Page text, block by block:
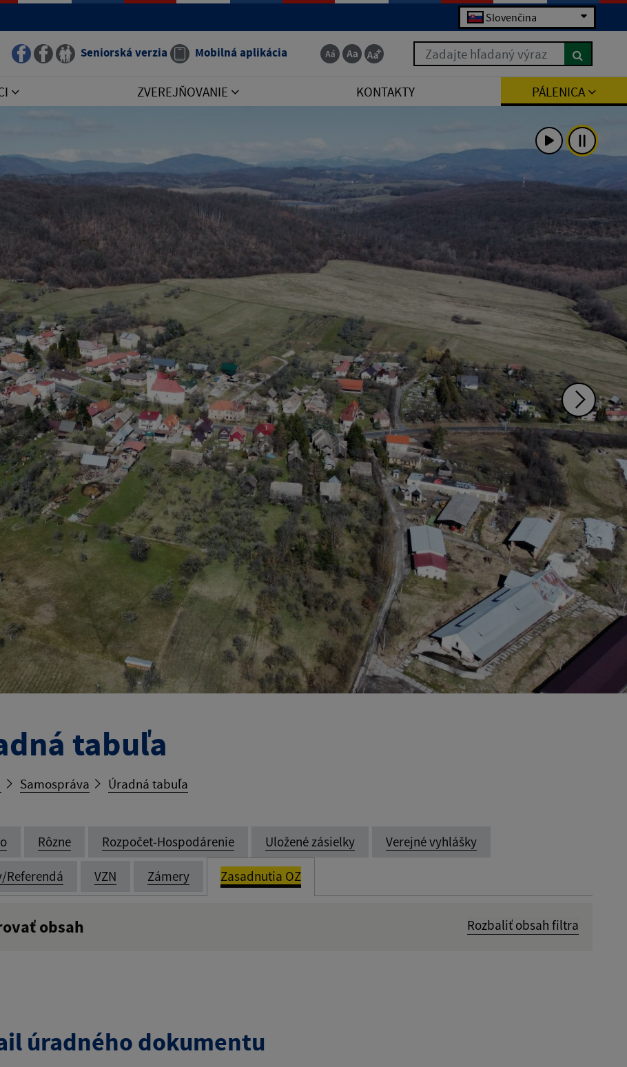
Slovenčina
Seniorská verzia Mobilná aplikácia Zadajte hľadaný výraz
ZVEREJŇOVANIE KONTAKTY PÁLENICA
tabuľa
Samospráva Úradná tabuľa
Rôzne Rozpočet-Hospodárenie Uložené zásielky Verejné vyhlášky
Referendá VZN Zámery Zasadnutia OZ
obsah Rozbaliť obsah filtra
úradného dokumentu